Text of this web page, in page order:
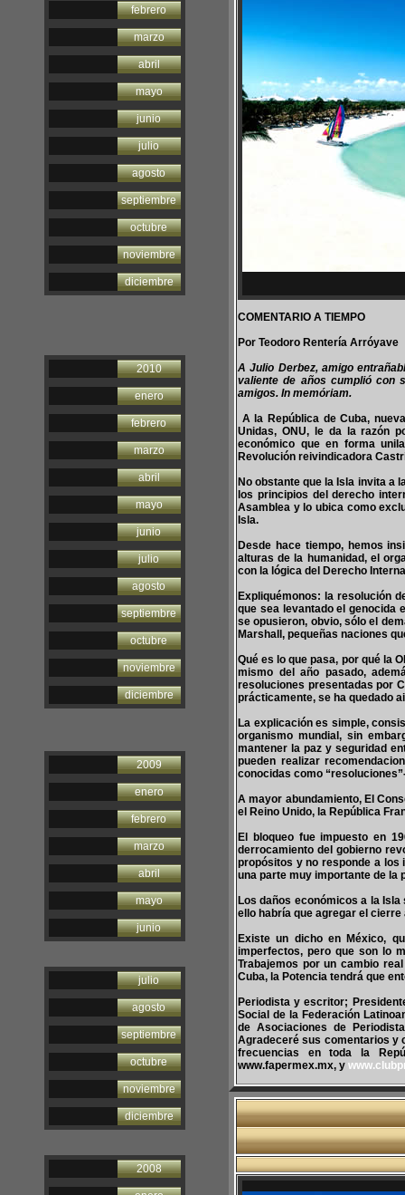
febrero
marzo
abril
mayo
junio
julio
agosto
septiembre
octubre
noviembre
diciembre
2010
enero
febrero
marzo
abril
mayo
junio
julio
agosto
septiembre
octubre
noviembre
diciembre
2009
enero
febrero
marzo
abril
mayo
junio
julio
agosto
septiembre
octubre
noviembre
diciembre
2008
COMENTARIO A TIEMPO
Por Teodoro Rentería Arróyave
A Julio Derbez, amigo
valiente de años cumplió con
amigos. In memóriam.
A la República de Cuba,
Unidas, ONU, le da la razón
económico que en forma
Revolución reivindicadora
No obstante que la Isla invita a
los principios del derecho
Asamblea y lo ubica como
Isla.
Desde hace tiempo, hemos
alturas de la humanidad, el
con la lógica del Derecho
Expliquémonos: la resolución
que sea levantado el genocida
se opusieron, obvio, sólo el
Marshall, pequeñas naciones
Qué es lo que pasa, por qué la
mismo del año pasado,
resoluciones presentadas por
prácticamente, se ha quedado
La explicación es simple,
organismo mundial, sin
mantener la paz y seguridad
pueden realizar
conocidas como
A mayor abundamiento, El
el Reino Unido, la República
El bloqueo fue impuesto en
derrocamiento del gobierno
propósitos y no responde a los
una parte muy importante de la
Los daños económicos a la
ello habría que agregar el
Existe un dicho en México,
imperfectos, pero que son lo
Trabajemos por un cambio
Cuba, la Potencia tendrá que
Periodista y escritor;
Social de la Federación
de Asociaciones de
Agradeceré sus comentarios y
frecuencias en toda la
www.fapermex.mx, y